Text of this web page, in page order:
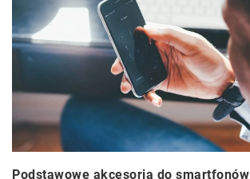
Podstawowe akcesoria do smartfonów